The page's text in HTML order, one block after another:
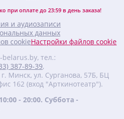
при оплате до 23:59 в день заказа!
и аудиозаписи
данных
cookieНастройки файлов cookie
тел.:
387-89-39,
г. Минск, ул. Сурганова, 57Б, БЦ
162 (вход "Арткинотеатр").
- 20:00. Суббота -